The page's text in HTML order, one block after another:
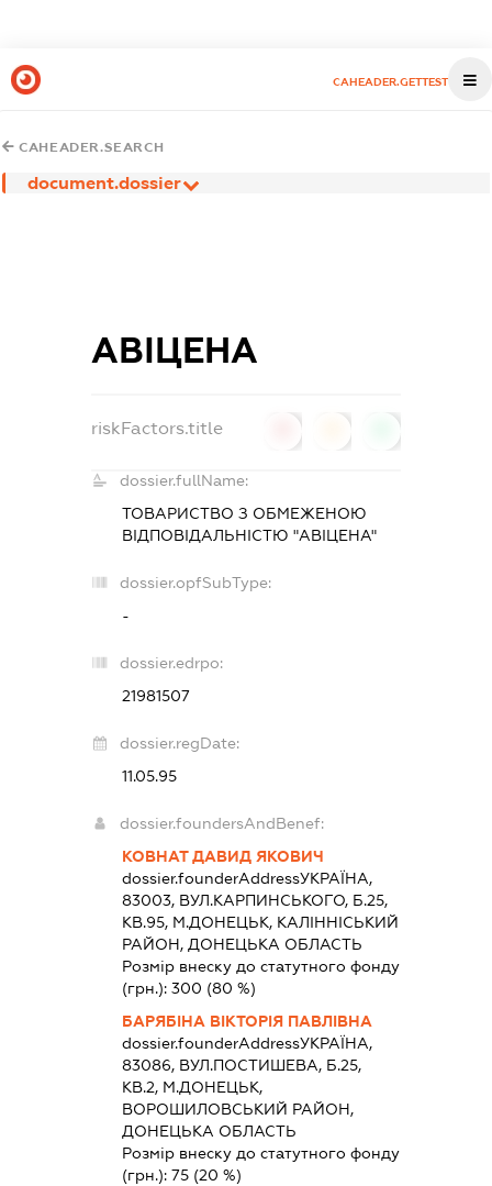
CAHEADER.GETTEST
CAHEADER.SEARCH
document.dossier
АВІЦЕНА
riskFactors.title
dossier.fullName:
ТОВАРИСТВО З ОБМЕЖЕНОЮ
ВІДПОВІДАЛЬНІСТЮ "АВІЦЕНА"
dossier.opfSubType:
-
dossier.edrpo:
21981507
dossier.regDate:
11.05.95
dossier.foundersAndBenef:
КОВНАТ ДАВИД ЯКОВИЧ
dossier.founderAddressУКРАЇНА,
83003, ВУЛ.КАРПИНСЬКОГО, Б.25,
КВ.95, М.ДОНЕЦЬК, КАЛІННІСЬКИЙ
РАЙОН, ДОНЕЦЬКА ОБЛАСТЬ
Розмір внеску до статутного фонду
(грн.):300 (80 %)
БАРЯБІНА ВІКТОРІЯ ПАВЛІВНА
dossier.founderAddressУКРАЇНА,
83086, ВУЛ.ПОСТИШЕВА, Б.25,
КВ.2, М.ДОНЕЦЬК,
ВОРОШИЛОВСЬКИЙ РАЙОН,
ДОНЕЦЬКА ОБЛАСТЬ
Розмір внеску до статутного фонду
(грн.):75 (20 %)